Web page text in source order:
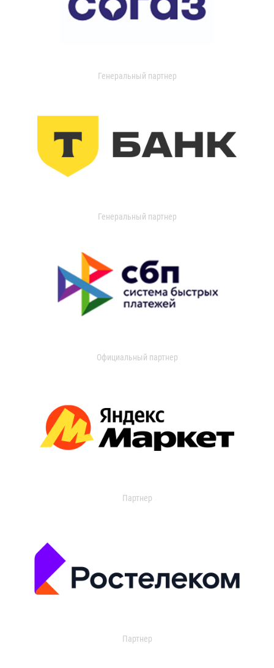
Генеральный партнер
Генеральный партнер
Официальный партнер
Партнер
Партнер